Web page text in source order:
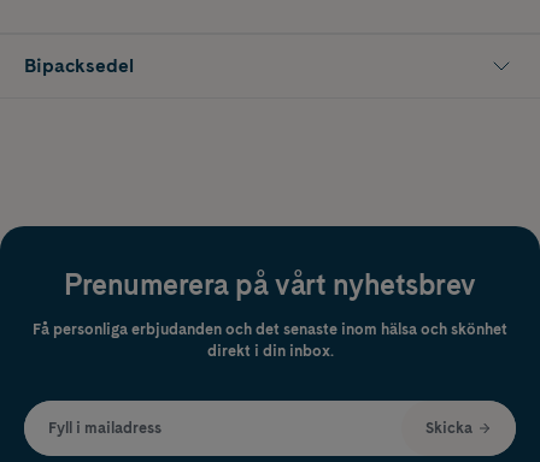
Bipacksedel
Prenumerera på vårt nyhetsbrev
Få personliga erbjudanden och det senaste inom hälsa och skönhet
direkt i din inbox.
Fyll i mailadress Skicka